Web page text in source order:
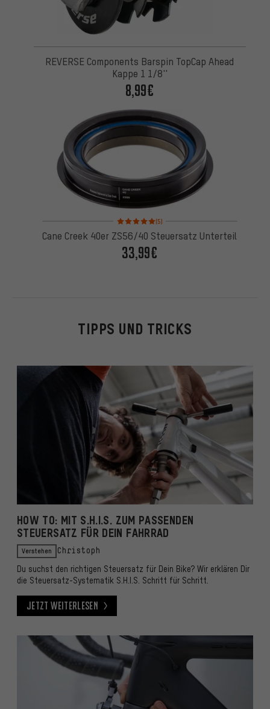
REVERSE Components Barspin TopCap Ahead
Kappe 1 1/8''
8,99€
Bewertungen: 5 von 5 basierend auf 5
(5)
Cane Creek 40er ZS56/40 Steuersatz Unterteil
33,99€
TIPPS UND TRICKS
HOW TO: MIT S.H.I.S. ZUM PASSENDEN
STEUERSATZ FÜR DEIN FAHRRAD
Verstehen Christoph
Du suchst den richtigen Steuersatz für Dein Bike? Wir erklären Dir
die Steuersatz-Systematik S.H.I.S. Schritt für Schritt.
Jetzt weiterlesen